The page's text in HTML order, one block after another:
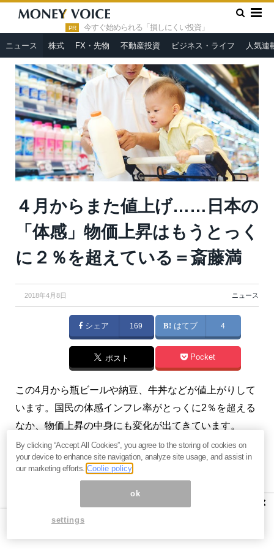
PR 今すぐ始められる「損しにくい投資」
ニュース 株式 FX・先物 不動産投資 ビジネス・ライフ 人気連
HOME » ニュース »
４月からまた値上げ……日本の「体感」物
価上昇はもうとっくに２％を超えている＝斎藤満
４月からまた値上げ……日本の
「体感」物価上昇はもうとっく
に２％を超えている＝斎藤満
2018年4月8日 ニュース
シェア 169 はてブ 4
ポスト Pocket
この4月から瓶ビールや納豆、牛丼などが値上がりして
います。国民の体感インフレ率がとっくに2％を超える
なか、物価上昇の中身にも変化が出てきています。
（『マンさんの経済あらかると』斎藤満）
※本記事は、『マンさんの経済あらかると
6日号の一部抜粋です。ご興味を持たれた方はぜひこの
機会にバックナンバー含め今月すべて無料のお試し購
をどうぞ。
×
By clicking “Accept All Cookies”, you agree to the storing of cookies on
your device to enhance site navigation, analyze site usage, and assist in
our marketing efforts.Coolie policy
ok
settings